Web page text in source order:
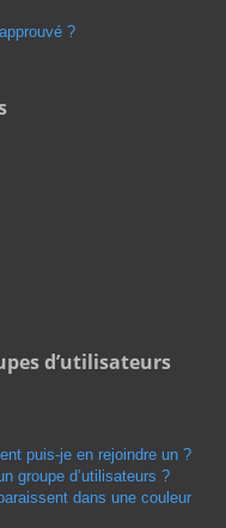
?
d’utilisateurs
puis-je en rejoindre un ?
groupe d’utilisateurs ?
dans une couleur